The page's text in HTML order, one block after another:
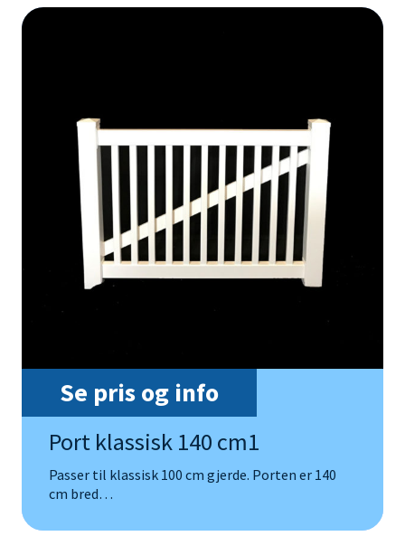
Se pris og info
Port klassisk 140 cm1
Passer til klassisk 100 cm gjerde. Porten er 140
cm bred…